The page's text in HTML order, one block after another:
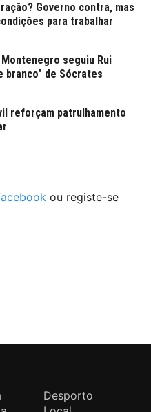
Governo contra, mas
para trabalhar
seguiu Rui
branco" de Sócrates
reforçam patrulhamento
ou registe-se
Desporto